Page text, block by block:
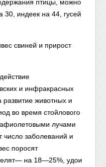
птицы, можно
30, индеек на 44, гусей
свиней и прирост
и инфракрасных
развитие животных и
во время стойлового
лучами
число заболеваний и
поросят
на 18—25%, удои